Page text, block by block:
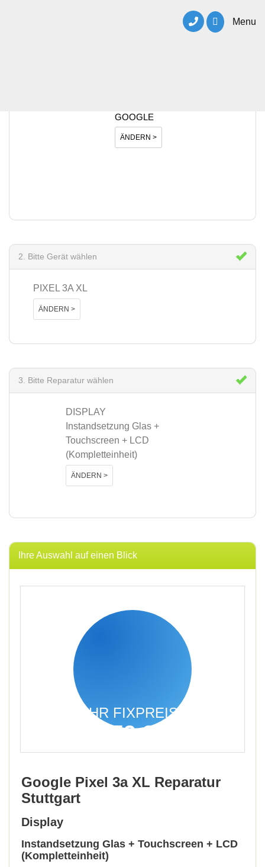
Menu
GOOGLE
ÄNDERN >
2. Bitte Gerät wählen
PIXEL 3A XL
ÄNDERN >
3. Bitte Reparatur wählen
DISPLAY
Instandsetzung Glas +
Touchscreen + LCD
(Kompletteinheit)
ÄNDERN >
Ihre Auswahl auf einen Blick
IHR FIXPREIS
159,95
Google Pixel 3a XL Reparatur
Stuttgart
Display
Instandsetzung Glas + Touchscreen + LCD
(Kompletteinheit)